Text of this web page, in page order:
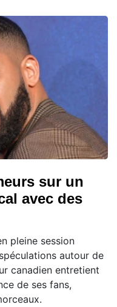
sur un
avec des
pleine session
autour de
canadien entretient
de ses fans,